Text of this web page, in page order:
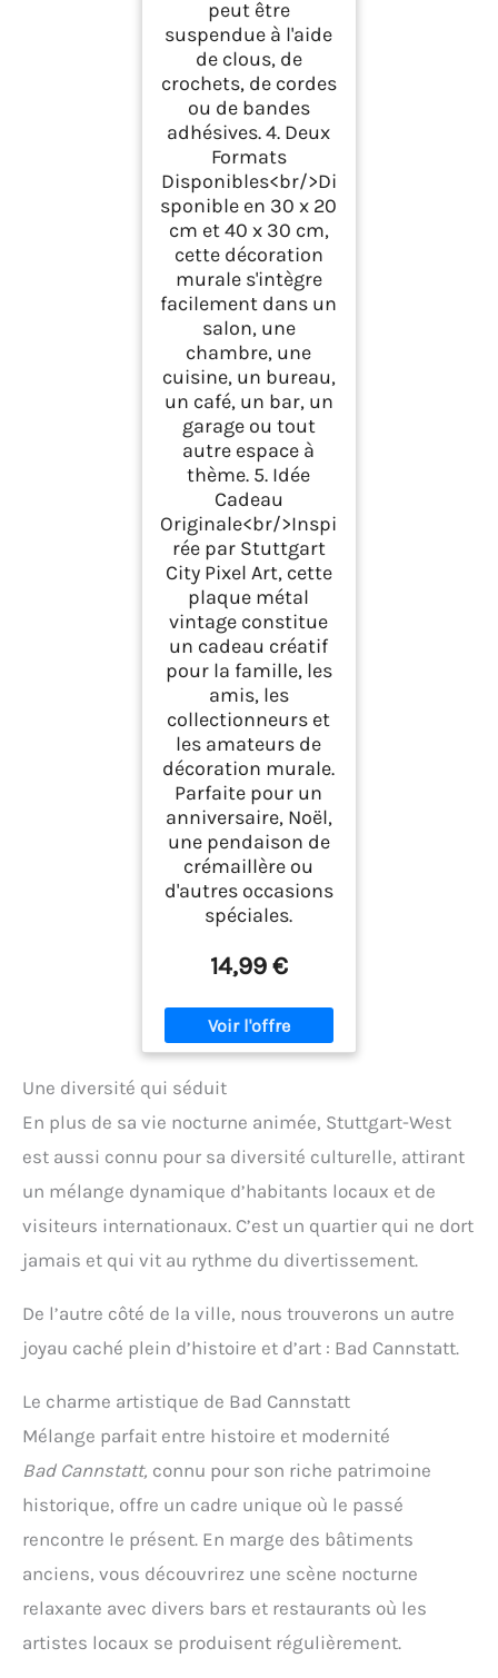
peut être
suspendue à l'aide
de clous, de
crochets, de cordes
ou de bandes
adhésives. 4. Deux
Formats
Disponibles<br/>Di
sponible en 30 x 20
cm et 40 x 30 cm,
cette décoration
murale s'intègre
facilement dans un
salon, une
chambre, une
cuisine, un bureau,
un café, un bar, un
garage ou tout
autre espace à
thème. 5. Idée
Cadeau
Originale<br/>Inspi
rée par Stuttgart
City Pixel Art, cette
plaque métal
vintage constitue
un cadeau créatif
pour la famille, les
amis, les
collectionneurs et
les amateurs de
décoration murale.
Parfaite pour un
anniversaire, Noël,
une pendaison de
crémaillère ou
d'autres occasions
spéciales.
14,99 €
Une diversité qui séduit
En plus de sa vie nocturne animée, Stuttgart-West
est aussi connu pour sa diversité culturelle, attirant
un mélange dynamique d’habitants locaux et de
visiteurs internationaux. C’est un quartier qui ne dort
jamais et qui vit au rythme du divertissement.
De l’autre côté de la ville, nous trouverons un autre
joyau caché plein d’histoire et d’art : Bad Cannstatt.
Le charme artistique de Bad Cannstatt
Mélange parfait entre histoire et modernité
Bad Cannstatt, connu pour son riche patrimoine
historique, offre un cadre unique où le passé
rencontre le présent. En marge des bâtiments
anciens, vous découvrirez une scène nocturne
relaxante avec divers bars et restaurants où les
artistes locaux se produisent régulièrement.